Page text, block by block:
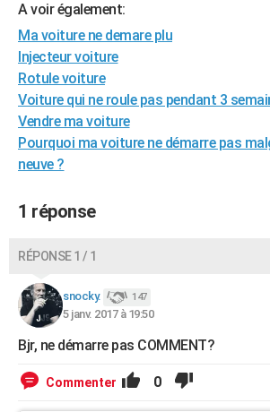
Guides de France
Escapades
Patrimoine
Expositions
Musées
Week-end nature
+LIFESTYLE
Art de vivre
Bien-être
Loisirs
Mode
Modes de vie
SANTE
Alimentation
Guide de la santé
Maladies
Médicaments
Sommeil
VOYAGE
Destinations
City break
Voyage nature
Voyage de noces
Forum
Climat
+PHOTO
GUIDES D'ACHAT
BONS PLANS
Dictionnaire
Biographies
Citations
Expressions
Proverbes
PROGRAMME TV
COPAINS D'AVANT
S'inscrire
Se connecter
Lycées
Collèges
Primaires
Universités
Entreprises
Service militaire
Avis de recherche
AVIS DE DÉCÈS
A voir également:
Ma voiture ne demare plu
Injecteur voiture
Rotule voiture
Voiture qui ne roule pas pendant 3
Vendre ma voiture
Pourquoi ma voiture ne démarre pas
neuve ?
1 réponse
RÉPONSE 1 / 1
snocky. 147
5 janv. 2017 à 19:50
Bjr, ne démarre pas COMMENT?
Commenter 0